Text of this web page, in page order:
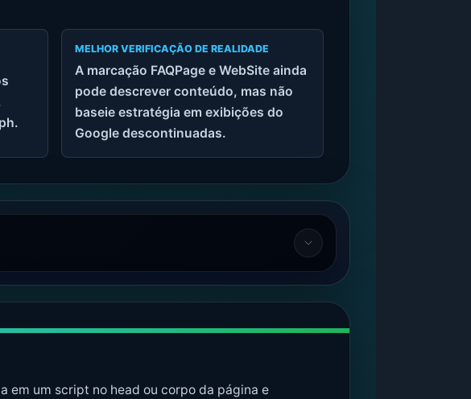
MELHOR VERIFICAÇÃO DE REALIDADE
A marcação FAQPage e WebSite ainda
pode descrever conteúdo, mas não
baseie estratégia em exibições do
Google descontinuadas.
em um script no head ou corpo da página e